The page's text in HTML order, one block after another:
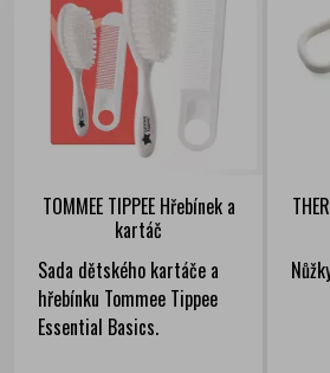
TOMMEE TIPPEE Hřebínek a
kartáč
Sada dětského kartáče a
hřebínku Tommee Tippee
Essential Basics.